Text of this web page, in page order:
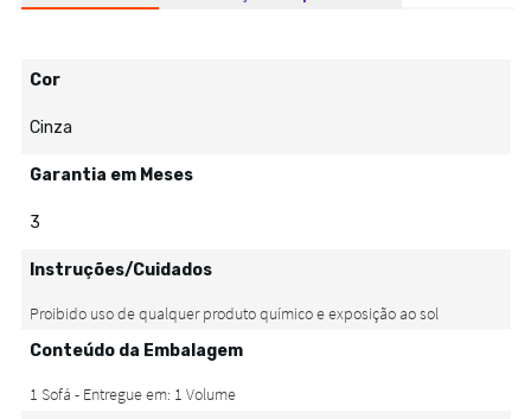
Cor
Cinza
Garantia em Meses
3
Instruções/Cuidados
Conteúdo da Embalagem